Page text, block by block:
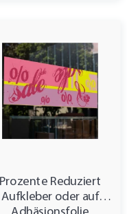
Prozente Reduziert
Aufkleber oder auf